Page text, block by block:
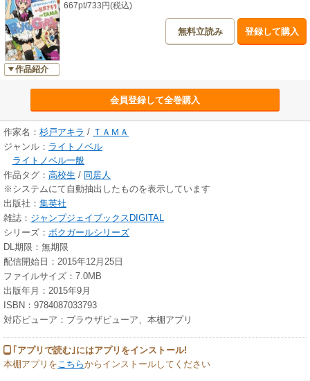
作品紹介
667pt/733円(税込)
無料立読み 登録して購入
会員登録して全巻購入
作家名： 杉戸アキラ / ＴＡＭＡ
ジャンル： ライトノベル
ライトノベル一般
作品タグ： 高校生 / 同居人
※システムにて自動抽出したものを表示しています
出版社： 集英社
雑誌： ジャンプジェイブックスDIGITAL
シリーズ： ボクガールシリーズ
DL期限：無期限
配信開始日：2015年12月25日
ファイルサイズ：7.0MB
出版年月：2015年9月
ISBN：9784087033793
対応ビューア：ブラウザビューア、本棚アプリ
｢アプリで読む｣にはアプリをインストール!
本棚アプリをこちらからインストールしてください